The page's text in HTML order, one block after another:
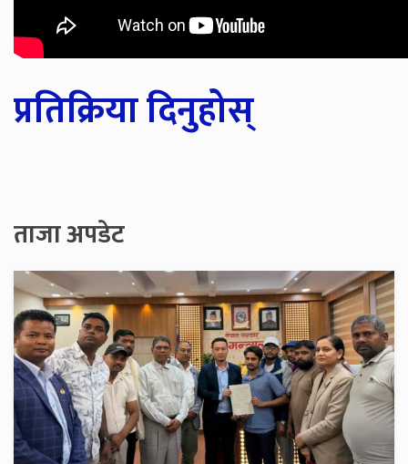
प्रतिक्रिया दिनुहोस्
ताजा अपडेट